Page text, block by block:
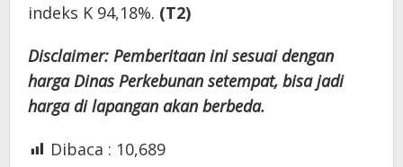
indeks K 94,18%. (T2)
Disclaimer: Pemberitaan ini sesuai dengan
harga Dinas Perkebunan setempat, bisa jadi
harga di lapangan akan berbeda.
Dibaca : 10,689